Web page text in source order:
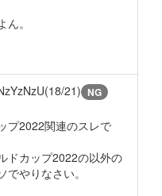
。
21) NG
プ2022関連のスレで
ドカップ2022の以外の
やりなさい。